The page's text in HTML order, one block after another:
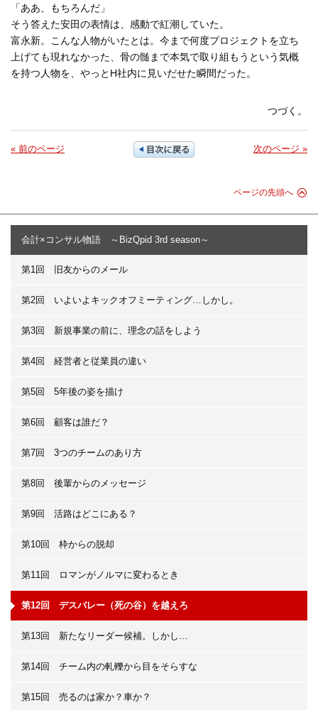
「ああ、もちろんだ」
そう答えた安田の表情は、感動で紅潮していた。
富永新。こんな人物がいたとは。今まで何度プロジェクトを立ち
上げても現れなかった、骨の髄まで本気で取り組もうという気概
を持つ人物を、やっとH社内に見いだせた瞬間だった。
つづく。
« 前のページ 次のページ »
ページの先頭へ
会計×コンサル物語 ～BizQpid 3rd season～
第1回 旧友からのメール
第2回 いよいよキックオフミーティング…しかし。
第3回 新規事業の前に、理念の話をしよう
第4回 経営者と従業員の違い
第5回 5年後の姿を描け
第6回 顧客は誰だ？
第7回 3つのチームのあり方
第8回 後輩からのメッセージ
第9回 活路はどこにある？
第10回 枠からの脱却
第11回 ロマンがノルマに変わるとき
第12回 デスバレー（死の谷）を越えろ
第13回 新たなリーダー候補。しかし…
第14回 チーム内の軋轢から目をそらすな
第15回 売るのは家か？車か？